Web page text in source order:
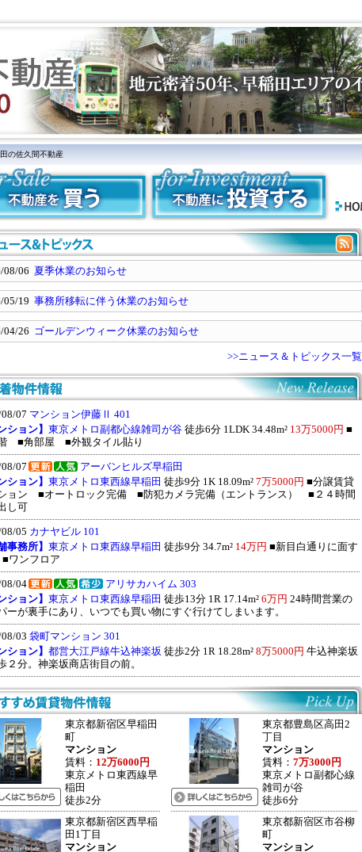
の佐久間不動産
08/06 夏季休業のお知らせ
05/19 事務所移転に伴う休業のお知らせ
04/26 ゴールデンウィーク休業のお知らせ
>>ニュース＆トピックス一覧
07 マンション伊藤Ⅱ 401
ション】 東京メトロ副都心線雑司が谷徒歩6分 1LDK 34.48m²13万5000円 ■
■角部屋 ■外観タイル貼り
07
アーバンヒルズ早稲田
ション】 東京メトロ東西線早稲田 徒歩9分 1K 18.09m²7万5000円 ■分譲賃貸
ョン ■オートロック完備 ■防犯カメラ完備（エントランス） ■２４時間
し可
05 カナヤビル 101
事務所】 東京メトロ東西線早稲田 徒歩9分 34.7m²14万円 ■新目白通りに面す
ワンフロア
04
アリサカハイム 303
ション】 東京メトロ東西線早稲田 徒歩13分 1R 17.14m²6万円 24時間営業の
ーが裏手にあり、いつでも買い物にすぐ行けてしまいます。
03 袋町マンション 301
ション】 都営大江戸線牛込神楽坂 徒歩2分 1R 18.28m²8万5000円 牛込神楽坂
２分。神楽坂商店街目の前。
東京都新宿区早稲田
町
マンション
賃料： 12万6000円
東京メトロ東西線早
稲田
徒歩2分
東京都豊島区高田2
丁目
マンション
賃料： 7万3000円
東京メトロ副都心線
雑司が谷
徒歩6分
東京都新宿区西早稲
田1丁目
マンション
東京都新宿区市谷柳
町
マンション